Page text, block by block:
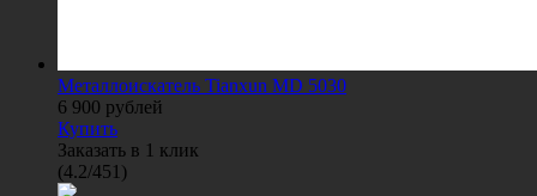
Металлоискатель Tianxun MD 5030
6 900 рублей
Купить
Заказать в 1 клик
(4.2/451 )